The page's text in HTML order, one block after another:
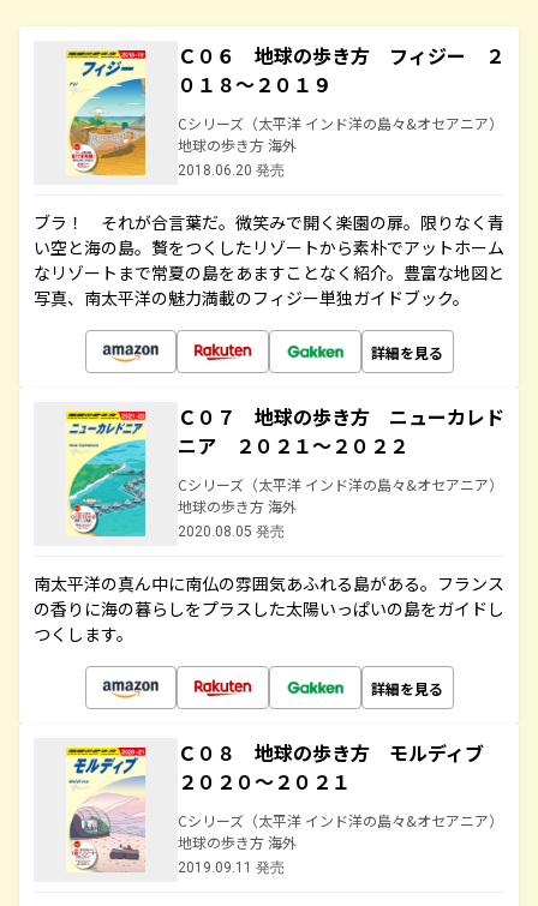
Ｃ０６ 地球の歩き方 フィジー ２
０１８～２０１９
Cシリーズ（太平洋 インド洋の島々&オセアニア）
地球の歩き方 海外
2018.06.20 発売
ブラ！ それが合言葉だ。微笑みで開く楽園の扉。限りなく青
い空と海の島。贅をつくしたリゾートから素朴でアットホーム
なリゾートまで常夏の島をあますことなく紹介。豊富な地図と
写真、南太平洋の魅力満載のフィジー単独ガイドブック。
詳細を見る
Ｃ０７ 地球の歩き方 ニューカレド
ニア ２０２１～２０２２
Cシリーズ（太平洋 インド洋の島々&オセアニア）
地球の歩き方 海外
2020.08.05 発売
南太平洋の真ん中に南仏の雰囲気あふれる島がある。フランス
の香りに海の暮らしをプラスした太陽いっぱいの島をガイドし
つくします。
詳細を見る
Ｃ０８ 地球の歩き方 モルディブ
２０２０～２０２１
Cシリーズ（太平洋 インド洋の島々&オセアニア）
地球の歩き方 海外
2019.09.11 発売